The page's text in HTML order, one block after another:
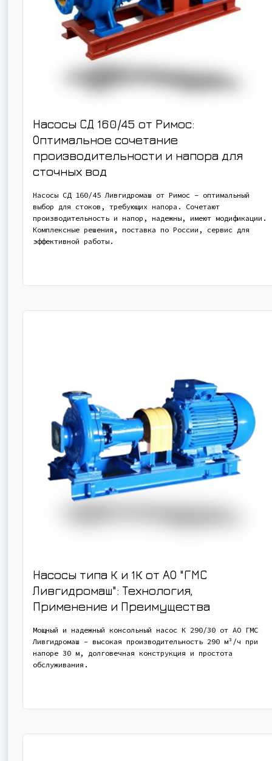
Насосы СД 160/45 от Римос:
Оптимальное сочетание
производительности и напора для
сточных вод
Насосы СД 160/45 Ливгидромаш от Римос – оптимальный
выбор для стоков, требующих напора. Сочетают
производительность и напор, надежны, имеют модификации.
Комплексные решения, поставка по России, сервис для
эффективной работы.
Насосы типа К и 1К от АО "ГМС
Ливгидромаш": Технология,
Применение и Преимущества
Мощный и надежный консольный насос К 290/30 от АО ГМС
Ливгидромаш - высокая производительность 290 м³/ч при
напоре 30 м, долговечная конструкция и простота
обслуживания.